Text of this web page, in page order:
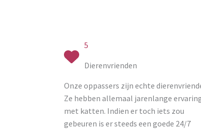
5
Dierenvrienden
Onze oppassers zijn echte
Ze hebben allemaal jarenlange
met katten. Indien er toch iets zou
gebeuren is er steeds een goede 24/7